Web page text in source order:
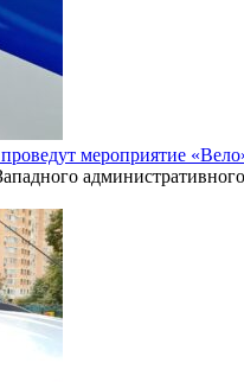
мероприятие
административного